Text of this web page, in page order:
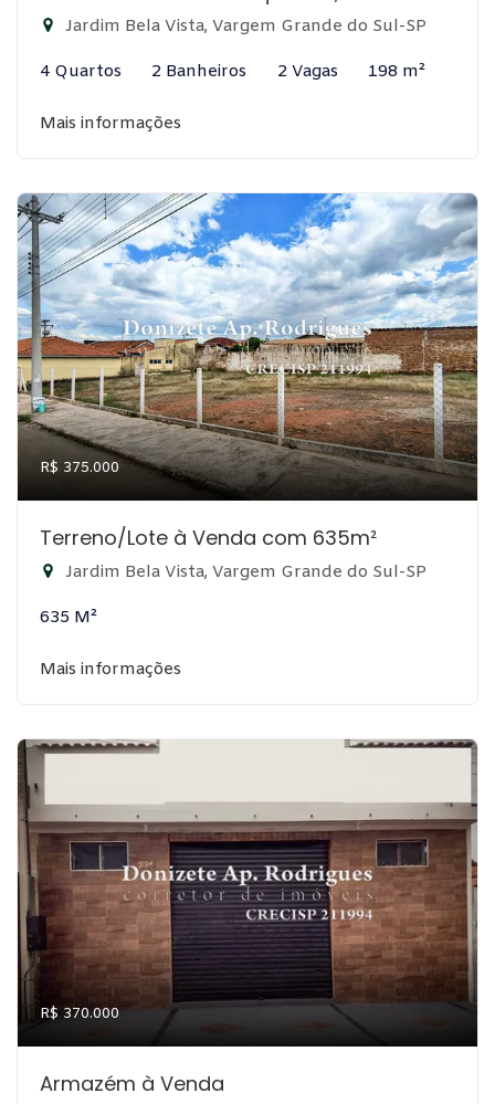
Jardim Bela Vista, Vargem Grande do Sul-SP
4 Quartos 2 Banheiros 2 Vagas 198 m²
Mais informações
R$ 375.000
Terreno/Lote à Venda com 635m²
Jardim Bela Vista, Vargem Grande do Sul-SP
635 M²
Mais informações
R$ 370.000
Armazém à Venda